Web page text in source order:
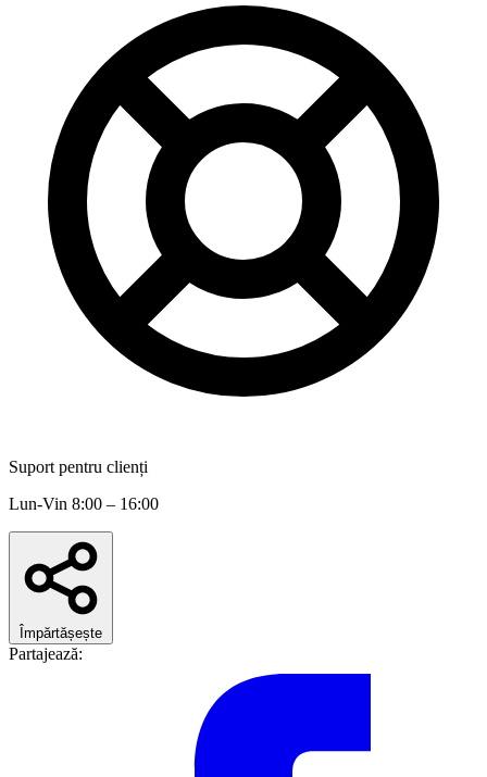
Suport pentru clienți
Lun-Vin 8:00 – 16:00
Împărtășește
Partajează: